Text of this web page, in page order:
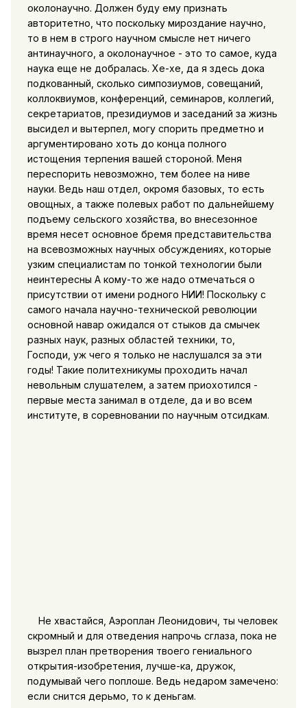
околонаучно. Должен буду ему признать
авторитетно, что поскольку мироздание научно,
то в нем в строго научном смысле нет ничего
антинаучного, а околонаучное - это то самое, куда
наука еще не добралась. Хе-хе, да я здесь дока
подкованный, сколько симпозиумов, совещаний,
коллоквиумов, конференций, семинаров, коллегий,
секретариатов, президиумов и заседаний за жизнь
высидел и вытерпел, могу спорить предметно и
аргументировано хоть до конца полного
истощения терпения вашей стороной. Меня
переспорить невозможно, тем более на ниве
науки. Ведь наш отдел, окромя базовых, то есть
овощных, а также полевых работ по дальнейшему
подъему сельского хозяйства, во внесезонное
время несет основное бремя представительства
на всевозможных научных обсуждениях, которые
узким специалистам по тонкой технологии были
неинтересны А кому-то же надо отмечаться о
присутствии от имени родного НИИ! Поскольку с
самого начала научно-технической революции
основной навар ожидался от стыков да смычек
разных наук, разных областей техники, то,
Господи, уж чего я только не наслушался за эти
годы! Такие политехникумы проходить начал
невольным слушателем, а затем приохотился -
первые места занимал в отделе, да и во всем
институте, в соревновании по научным отсидкам.
Не хвастайся, Аэроплан Леонидович, ты человек
скромный и для отведения напрочь сглаза, пока не
вызрел план претворения твоего гениального
открытия-изобретения, лучше-ка, дружок,
подумывай чего поплоше. Ведь недаром замечено:
если снится дерьмо, то к деньгам.